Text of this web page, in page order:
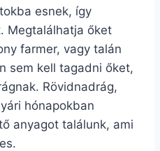
esnek, így
Megtalálhatja őket
farmer, vagy talán
sem kell tagadni őket,
Rövidnadrág,
hónapokban
anyagot találunk, ami